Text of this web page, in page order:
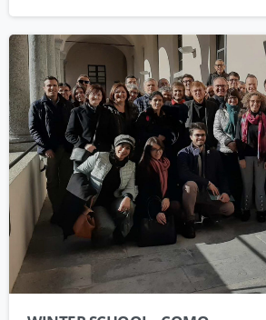
Dipartimento di Diritto, Economia e
Università degli Studi dell'Insubria
Indirizzo:Via Regina Teodolinda, 37,
CENTRO FIDR